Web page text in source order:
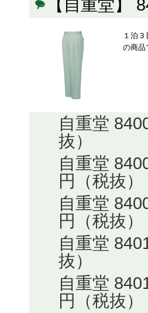
【自重堂
１泊
の商品
自重堂
抜）
自重堂
円（税抜）
自重堂
円（税抜）
自重堂
抜）
自重堂
円（税抜）